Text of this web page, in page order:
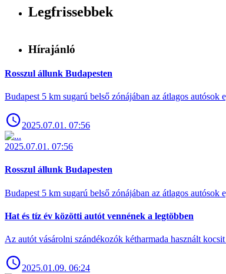
Legfrissebbek
Hírajánló
Rosszul állunk Budapesten
Budapest 5 km sugarú belső zónájában az átlagos
2025.07.01. 07:56
2025.07.01. 07:56
Rosszul állunk Budapesten
Budapest 5 km sugarú belső zónájában az átlagos
Hat és tíz év közötti autót vennének a legtöbben
Az autót vásárolni szándékozók kétharmada használt
2025.01.09. 06:24